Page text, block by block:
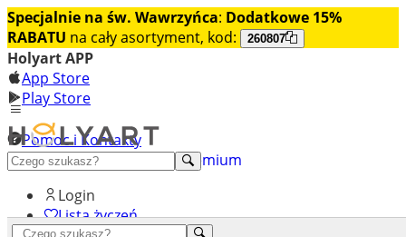
Specjalnie na św. Wawrzyńca: Dodatkowe 15%
RABATU na cały asortyment, kod: 260807
Holyart APP
App Store
Play Store
Pomoc i Kontakty
+48 222 922 860
Odkryj premium
Login
Lista życzeń